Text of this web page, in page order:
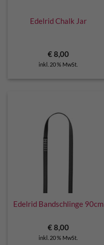
Edelrid Chalk Jar
€8,00
inkl. 20 % MwSt.
Edelrid Bandschlinge 90cm
€ 8,00
inkl. 20 % MwSt.